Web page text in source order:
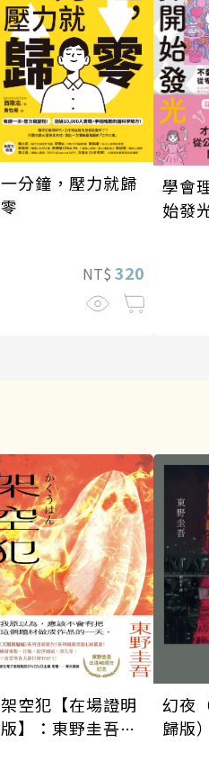
一分鐘，壓力就歸
零
NT$ 320
學會
始發
架空犯【在場證明
版】：東野圭吾出
幻夜
歸版）